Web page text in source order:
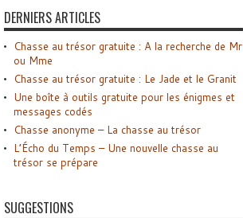
DERNIERS ARTICLES
Chasse au trésor gratuite : A la recherche de Mr
ou Mme
Chasse au trésor gratuite : Le Jade et le Granit
Une boîte à outils gratuite pour les énigmes et
messages codés
Chasse anonyme – La chasse au trésor
L’Écho du Temps – Une nouvelle chasse au
trésor se prépare
SUGGESTIONS